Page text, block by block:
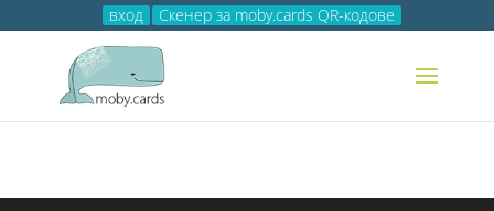
вход Скенер за moby.cards QR-кодове